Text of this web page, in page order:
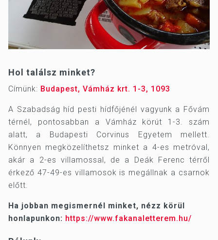
Hol találsz minket?
Címünk: Budapest, Vámház krt. 1-3, 1093
A Szabadság híd pesti hídfőjénél vagyunk a Fővám
térnél, pontosabban a Vámház körút 1-3. szám
alatt, a Budapesti Corvinus Egyetem mellett.
Könnyen megközelíthetsz minket a 4-es metróval,
akár a 2-es villamossal, de a Deák Ferenc térről
érkező 47-49-es villamosok is megállnak a csarnok
előtt.
Ha jobban megismernél minket, nézz körül
honlapunkon: https://www.fakanaletterem.hu/